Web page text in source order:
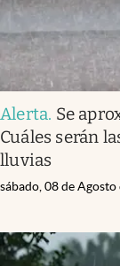
Alerta. Se
Cuáles serán
lluvias
sábado, 08 de Agosto